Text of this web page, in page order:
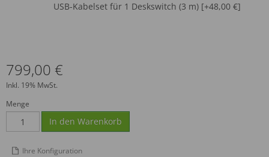
USB-Kabelset für 1 Deskswitch (3 m) [+48,00 €]
799,00 €
Inkl. 19% MwSt.
Menge
In den Warenkorb
Ihre Konfiguration